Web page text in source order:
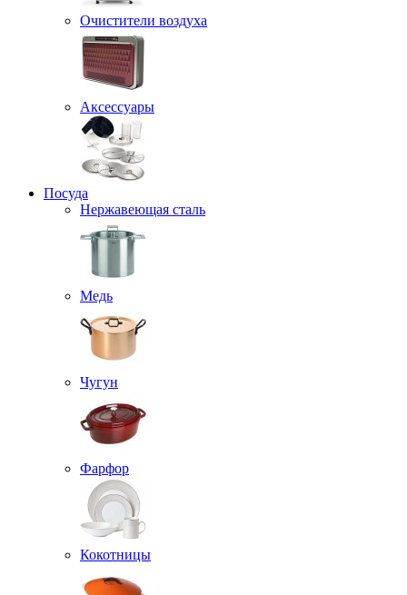
Очистители воздуха
Аксессуары
Посуда
Нержавеющая сталь
Медь
Чугун
Фарфор
Кокотницы